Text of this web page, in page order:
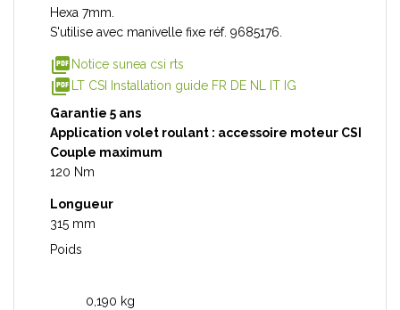
Hexa 7mm.
S'utilise avec manivelle fixe réf. 9685176.
picture_as_pdfNotice sunea csi rts
picture_as_pdf LT CSI Installation guide FR DE NL IT IG
Garantie 5 ans
Application volet roulant : accessoire moteur CSI
Couple maximum
120 Nm
Longueur
315 mm
Poids
0,190 kg